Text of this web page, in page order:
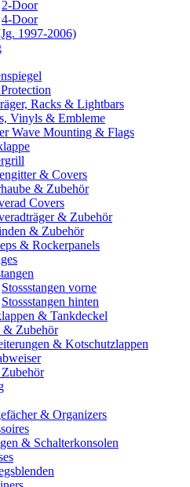
2-Door
4-Door
1997-2006)
Racks & Lightbars
Vinyls & Embleme
Wave Mounting & Flags
& Covers
& Zubehör
Covers
& Zubehör
& Zubehör
& Rockerpanels
Stossstangen vorne
Stossstangen hinten
& Tankdeckel
& Zubehör
& Kotschutzlappen
& Organizers
& Schalterkonsolen